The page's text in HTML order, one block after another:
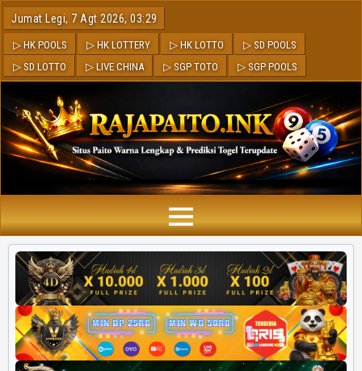
Jumat Legi, 7 Agt 2026, 03:29
▷ HK POOLS ▷ HK LOTTERY ▷ HK LOTTO
▷ SD POOLS
▷ SD LOTTO
▷ LIVE CHINA ▷ SGP TOTO ▷ SGP POOLS